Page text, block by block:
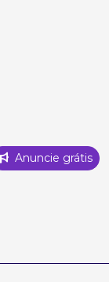
Anuncie grátis